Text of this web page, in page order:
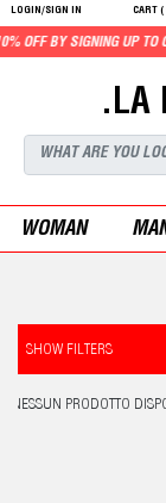
LOGIN/SIGN IN CART (
OFF BY SIGNING UP TO
.LA
WOMAN
SHOW FILTERS
NESSUN PRODOTTO